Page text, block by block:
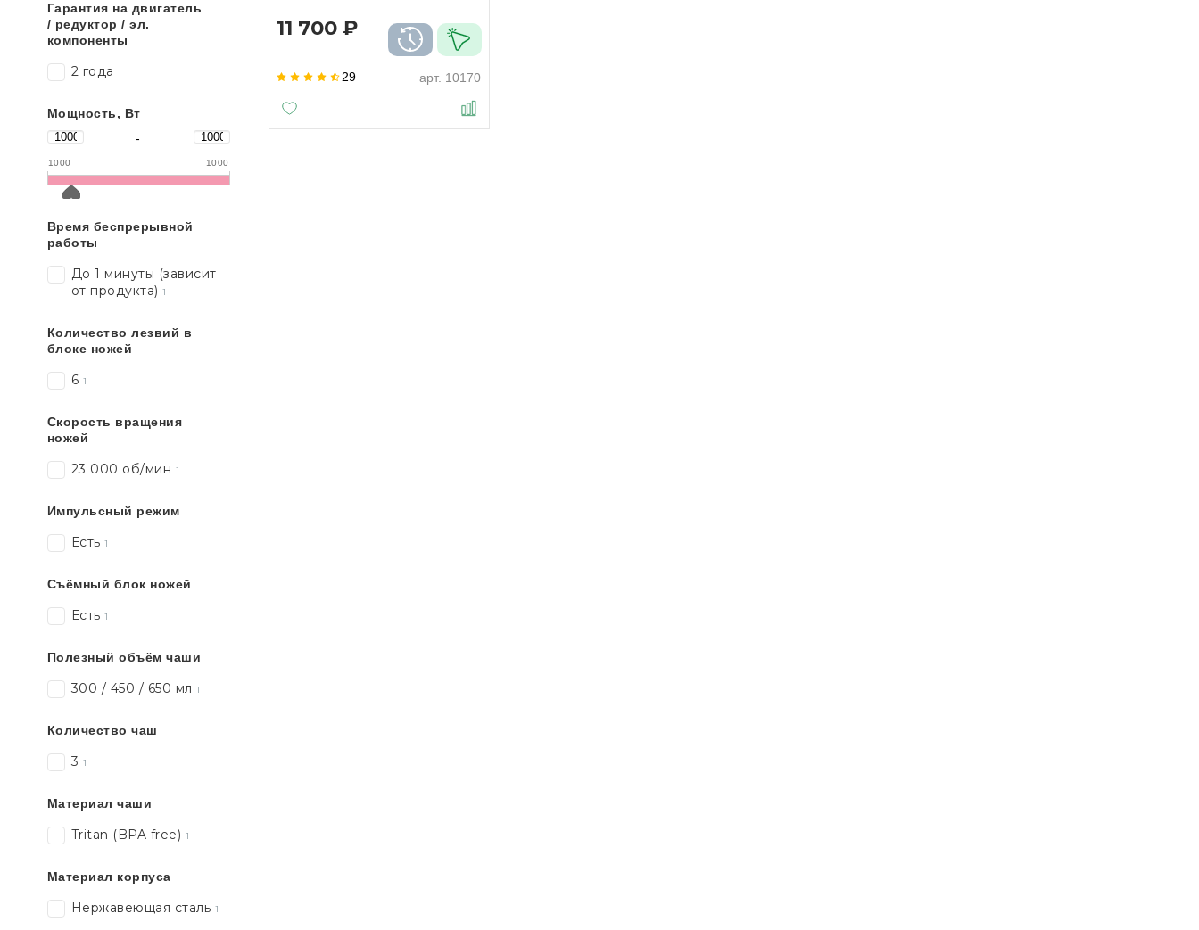
11 700 ₽
29 арт. 10170
Гарантия на двигатель
/ редуктор / эл.
компоненты
2 года 1
Мощность, Вт
-
1000 1000
Время беспрерывной
работы
До 1 минуты (зависит
от продукта) 1
Количество лезвий в
блоке ножей
6 1
Скорость вращения
ножей
23 000 об/мин 1
Импульсный режим
Есть 1
Съёмный блок ножей
Есть 1
Полезный объём чаши
300 / 450 / 650 мл 1
Количество чаш
3 1
Материал чаши
Tritan (BPA free) 1
Материал корпуса
Нержавеющая сталь 1